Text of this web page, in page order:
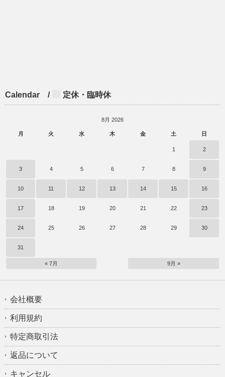
Calendar / 定休・臨時休
8月 2026
月 火 水 木 金 土 日
1 2
3 4 5 6 7 8 9
10 11 12 13 14 15 16
17 18 19 20 21 22 23
24 25 26 27 28 29 30
31
« 7月 9月 »
会社概要
利用規約
特定商取引法
返品について
キャンセル